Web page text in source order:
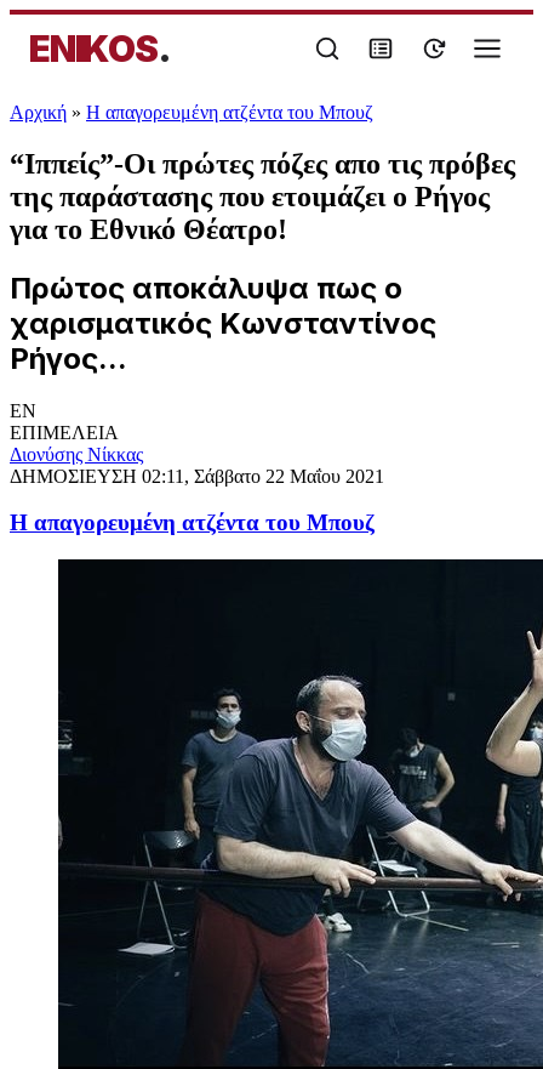
ENIKOS.
Αρχική » Η απαγορευμένη ατζέντα του Μπουζ
“Ιππείς”-Οι πρώτες πόζες απο τις πρόβες
της παράστασης που ετοιμάζει ο Ρήγος
για το Εθνικό Θέατρο!
Πρώτος αποκάλυψα πως ο
χαρισματικός Κωνσταντίνος
Ρήγος...
EN
ΕΠΙΜΕΛΕΙΑ
Διονύσης Νίκκας
ΔΗΜΟΣΙΕΥΣΗ 02:11, Σάββατο 22 Μαΐου 2021
Η απαγορευμένη ατζέντα του Μπουζ